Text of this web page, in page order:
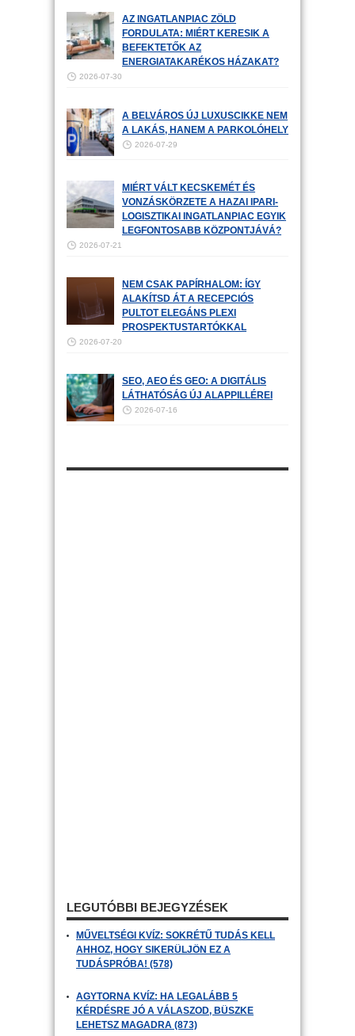
AZ INGATLANPIAC ZÖLD
FORDULATA: MIÉRT KERESIK A
BEFEKTETŐK AZ
ENERGIATAKARÉKOS HÁZAKAT?
2026-07-30
A BELVÁROS ÚJ LUXUSCIKKE NEM
A LAKÁS, HANEM A PARKOLÓHELY
2026-07-29
MIÉRT VÁLT KECSKEMÉT ÉS
VONZÁSKÖRZETE A HAZAI IPARI-
LOGISZTIKAI INGATLANPIAC EGYIK
LEGFONTOSABB KÖZPONTJÁVÁ?
2026-07-21
NEM CSAK PAPÍRHALOM: ÍGY
ALAKÍTSD ÁT A RECEPCIÓS
PULTOT ELEGÁNS PLEXI
PROSPEKTUSTARTÓKKAL
2026-07-20
SEO, AEO ÉS GEO: A DIGITÁLIS
LÁTHATÓSÁG ÚJ ALAPPILLÉREI
2026-07-16
LEGUTÓBBI BEJEGYZÉSEK
MŰVELTSÉGI KVÍZ: SOKRÉTŰ TUDÁS KELL
AHHOZ, HOGY SIKERÜLJÖN EZ A
TUDÁSPRÓBA! (578)
AGYTORNA KVÍZ: HA LEGALÁBB 5
KÉRDÉSRE JÓ A VÁLASZOD, BÜSZKE
LEHETSZ MAGADRA (873)